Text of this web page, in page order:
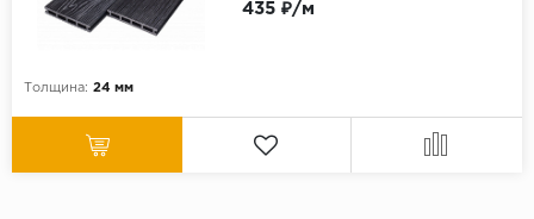
Толщина: 24 мм
435 ₽/м